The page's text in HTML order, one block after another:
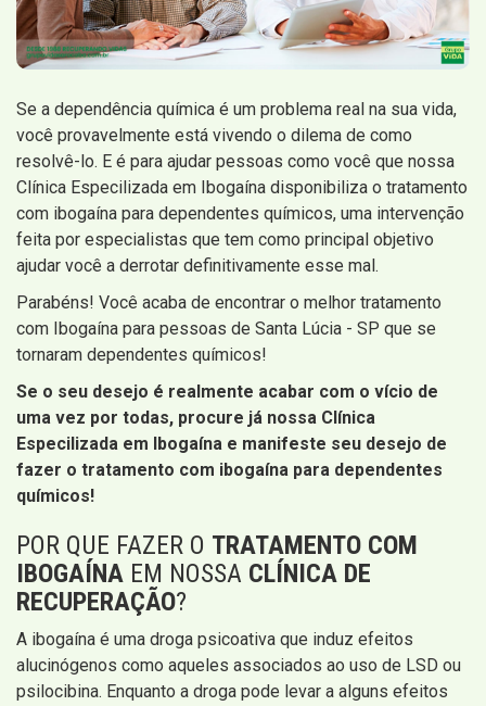
Se a dependência química é um problema real na sua vida,
você provavelmente está vivendo o dilema de como
resolvê-lo. E é para ajudar pessoas como você que nossa
Clínica Especilizada em Ibogaína disponibiliza o tratamento
com ibogaína para dependentes químicos, uma intervenção
feita por especialistas que tem como principal objetivo
ajudar você a derrotar definitivamente esse mal.
Parabéns! Você acaba de encontrar o melhor tratamento
com Ibogaína para pessoas de Santa Lúcia - SP que se
tornaram dependentes químicos!
Se o seu desejo é realmente acabar com o vício de
uma vez por todas, procure já nossa Clínica
Especilizada em Ibogaína e manifeste seu desejo de
fazer o tratamento com ibogaína para dependentes
químicos!
POR QUE FAZER O TRATAMENTO COM
IBOGAÍNA EM NOSSA CLÍNICA DE
RECUPERAÇÃO?
A ibogaína é uma droga psicoativa que induz efeitos
alucinógenos como aqueles associados ao uso de LSD ou
psilocibina. Enquanto a droga pode levar a alguns efeitos